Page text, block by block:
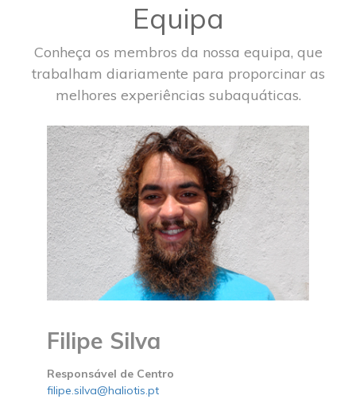
Equipa
Conheça os membros da nossa equipa, que
trabalham diariamente para proporcinar as
melhores experiências subaquáticas.
Filipe Silva
Responsável de Centro
filipe.silva@haliotis.pt